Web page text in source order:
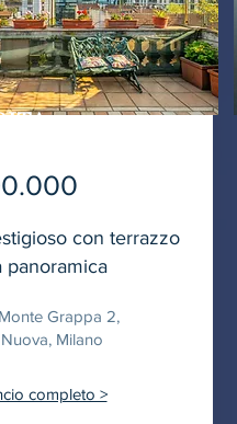
con terrazzo
panoramica
Grappa 2,
Milano
completo >